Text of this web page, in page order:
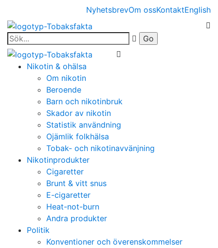
NyhetsbrevOm ossKontaktEnglish
Nikotin & ohälsa
Om nikotin
Beroende
Barn och nikotinbruk
Skador av nikotin
Statistik användning
Ojämlik folkhälsa
Tobak- och nikotinavvänjning
Nikotinprodukter
Cigaretter
Brunt & vitt snus
E-cigaretter
Heat-not-burn
Andra produkter
Politik
Konventioner och överenskommelser